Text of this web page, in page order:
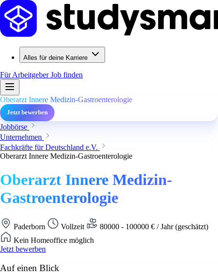
Alles für deine Karriere
Für ArbeitgeberJob finden
Oberarzt Innere Medizin-Gastroenterologie
Jetzt bewerben
Jobbörse
Unternehmen
Fachkräfte für Deutschland e.V.
Oberarzt Innere Medizin-Gastroenterologie
Oberarzt Innere Medizin-
Gastroenterologie
Paderborn Vollzeit
80000 - 100000 € / Jahr (geschätzt)
Kein Homeoffice möglich
Jetzt bewerben
Auf einen Blick